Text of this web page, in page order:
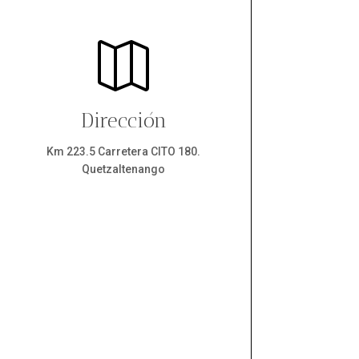

Dirección
Km 223.5 Carretera CITO 180.
Quetzaltenango